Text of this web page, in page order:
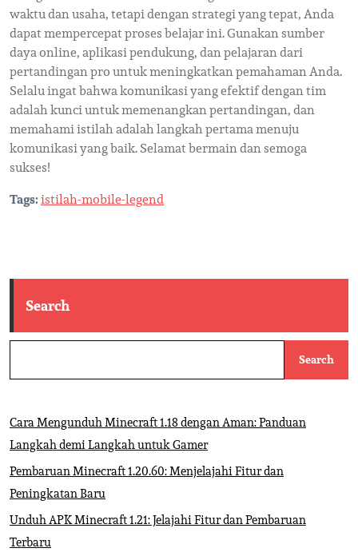
waktu dan usaha, tetapi dengan strategi yang tepat, Anda
dapat mempercepat proses belajar ini. Gunakan sumber
daya online, aplikasi pendukung, dan pelajaran dari
pertandingan pro untuk meningkatkan pemahaman Anda.
Selalu ingat bahwa komunikasi yang efektif dengan tim
adalah kunci untuk memenangkan pertandingan, dan
memahami istilah adalah langkah pertama menuju
komunikasi yang baik. Selamat bermain dan semoga
sukses!
Tags:istilah-mobile-legend
Search
Search
Cara Mengunduh Minecraft 1.18 dengan Aman: Panduan
Langkah demi Langkah untuk Gamer
Pembaruan Minecraft 1.20.60: Menjelajahi Fitur dan
Peningkatan Baru
Unduh APK Minecraft 1.21: Jelajahi Fitur dan Pembaruan
Terbaru